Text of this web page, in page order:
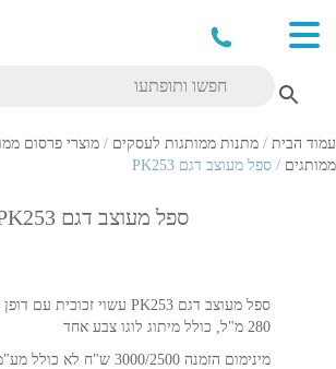
עמוד הבית / מתנות ממותגות לעסקים / מוצרי פרסום
ממותגים / ספל מעוצב דגם PK253
ספל מעוצב דגם PK253
ספל מעוצב דגם PK253 עשוי זכוכית עם דופן כפולה,
280 מ"ל, כולל מיתוג לוגו צבע אחד
מינימום הזמנה 3000/2500 ש"ח לא כולל מע"מ